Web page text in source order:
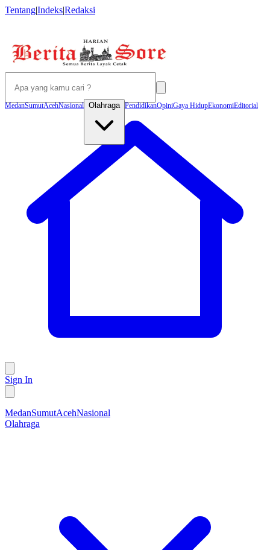
Tentang|Indeks|Redaksi
MedanSumutAcehNasional Olahraga PendidikanOpiniGaya HidupEkonomiEditorial
Sign In
MedanSumutAcehNasional
Olahraga